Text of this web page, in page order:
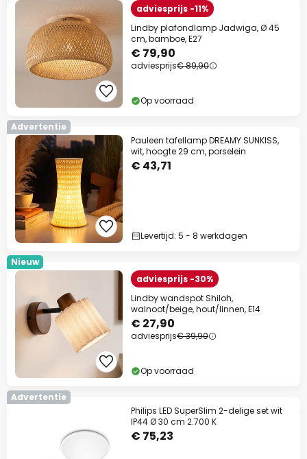
adviesprijs -11%
Lindby plafondlamp Jadwiga, Ø 45
cm, bamboe, E27
€ 79,90
adviesprijs€ 89,90
Op voorraad
Advertentie
Pauleen tafellamp DREAMY SUNKISS,
wit, hoogte 29 cm, porselein
€ 43,71
Levertijd: 5 - 8 werkdagen
Nieuw
adviesprijs -30%
Lindby wandspot Shiloh,
walnoot/beige, hout/linnen, E14
€ 27,90
adviesprijs€ 39,90
Op voorraad
Advertentie
Philips LED SuperSlim 2-delige set wit
IP44 Ø 30 cm 2.700 K
€ 75,23